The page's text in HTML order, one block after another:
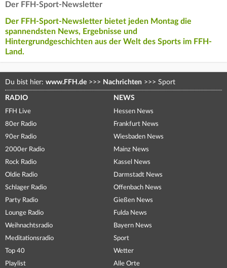
Der FFH-Sport-Newsletter
Der FFH-Sport-Newsletter bietet jeden Montag die
spannendsten News, Ergebnisse und
Hintergrundgeschichten aus der Welt des Sports im FFH-
Land.
Du bist hier: www.FFH.de >>> Nachrichten >>> Sport
RADIO
FFH Live
80er Radio
90er Radio
2000er Radio
Rock Radio
Oldie Radio
Schlager Radio
Party Radio
Lounge Radio
Weihnachtsradio
Meditationsradio
Top 40
Playlist
NEWS
Hessen News
Frankfurt News
Wiesbaden News
Mainz News
Kassel News
Darmstadt News
Offenbach News
Gießen News
Fulda News
Bayern News
Sport
Wetter
Alle Orte